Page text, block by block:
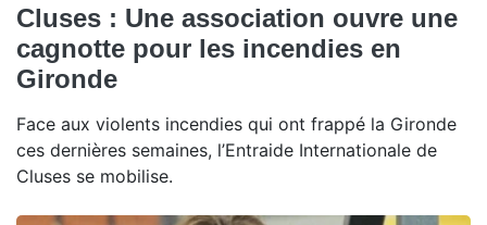
Cluses : Une association ouvre une
cagnotte pour les incendies en
Gironde
Face aux violents incendies qui ont frappé la Gironde
ces dernières semaines, l’Entraide Internationale de
Cluses se mobilise.